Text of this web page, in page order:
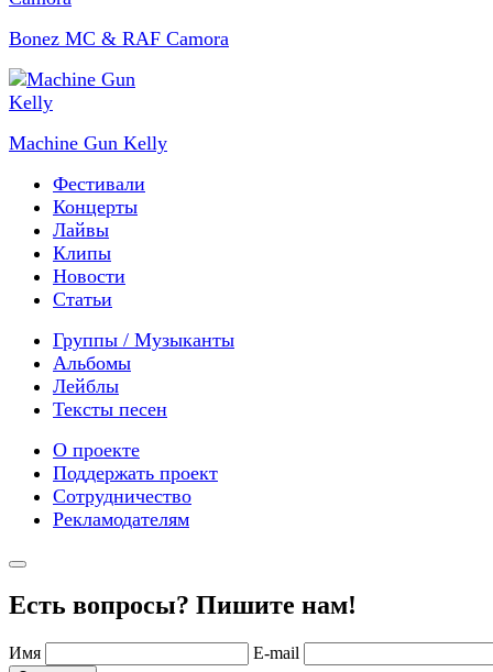
Bonez MC & RAF Camora
Machine Gun Kelly
Фестивали
Концерты
Лайвы
Клипы
Новости
Статьи
Группы / Музыканты
Альбомы
Лейблы
Тексты песен
О проекте
Поддержать проект
Сотрудничество
Рекламодателям
Есть вопросы? Пишите нам!
Имя E-mail